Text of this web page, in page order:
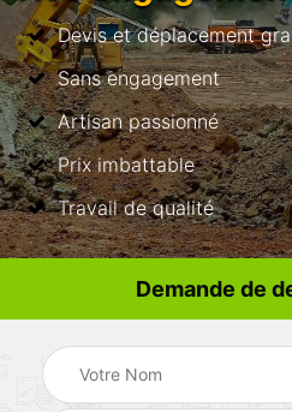
Devis et déplacement
Sans engagement
Artisan passionné
Prix imbattable
Travail de qualité
Demande de